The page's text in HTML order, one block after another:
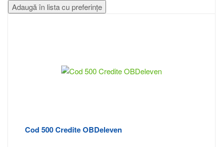
Adaugă în lista cu preferințe
Cod 500 Credite OBDeleven